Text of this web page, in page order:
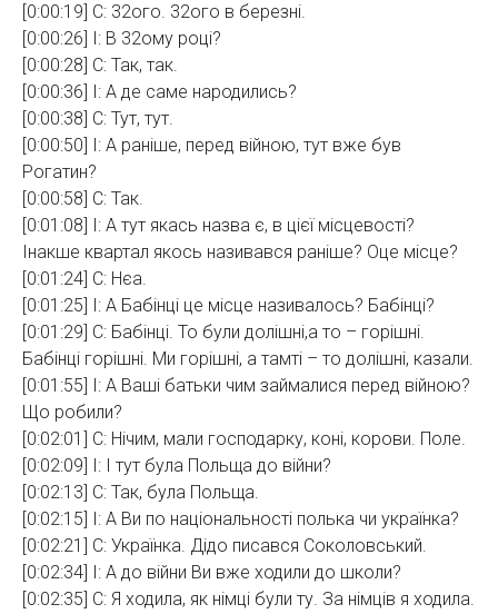
[0:00:19] С: 32ого. 32ого в березні.
[0:00:26] І: В 32ому році?
[0:00:28] С: Так, так.
[0:00:36] І: А де саме народились?
[0:00:38] С: Тут, тут.
[0:00:50] І: А раніше, перед війною, тут вже був
Рогатин?
[0:00:58] С: Так.
[0:01:08] І: А тут якась назва є, в цієї місцевості?
Інакше квартал якось називався раніше? Оце місце?
[0:01:24] С: Нєа.
[0:01:25] І: А Бабінці це місце називалось? Бабінці?
[0:01:29] С: Бабінці. То були долішні,а то – горішні.
Бабінці горішні. Ми горішні, а тамті – то долішні, казали.
[0:01:55] І: А Ваші батьки чим займалися перед війною?
Що робили?
[0:02:01] С: Нічим, мали господарку, коні, корови. Поле.
[0:02:09] І: І тут була Польща до війни?
[0:02:13] С: Так, була Польща.
[0:02:15] І: А Ви по національності полька чи українка?
[0:02:21] С: Українка. Дідо писався Соколовський.
[0:02:34] І: А до війни Ви вже ходили до школи?
[0:02:35] С: Я ходила, як німці були ту. За німців я ходила.